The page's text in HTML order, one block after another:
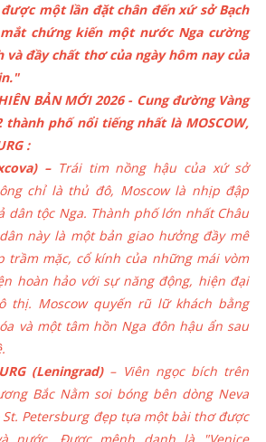
một lần đặt chân đến xứ sở Bạch
chứng kiến một nước Nga cường
và đầy chất thơ của ngày hôm nay của
BẢN MỚI 2026 - Cung đường Vàng
thành phố nổi tiếng nhất là MOSCOW,
:
–Trái tim nồng hậu của xứ sở
chỉ là thủ đô, Moscow là nhịp đập
dân tộc Nga. Thành phố lớn nhất Châu
này là một bản giao hưởng đầy mê
trầm mặc, cổ kính của những mái vòm
hoàn hảo với sự năng động, hiện đại
thị. Moscow quyến rũ lữ khách bằng
và một tâm hồn Nga đôn hậu ẩn sau
(Leningrad) – Viên ngọc bích trên
Bắc Nằm soi bóng bên dòng Neva
Petersburg đẹp tựa một bài thơ được
nước. Được mệnh danh là "Venice